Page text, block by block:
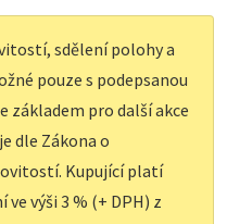
sdělení polohy a
pouze s podepsanou
základem pro další akce
dle Zákona o
Kupující platí
výši 3 % (+ DPH) z